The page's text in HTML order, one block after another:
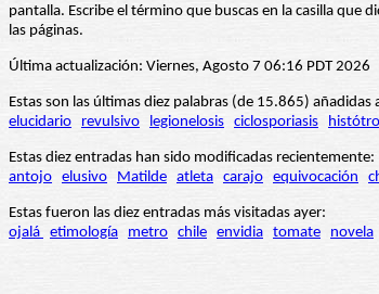
pantalla. Escribe el término que buscas en la casilla
las páginas.
Última actualización: Viernes, Agosto 7 06:16 PDT 2026
Estas son las últimas diez palabras (de 15.865) añadidas
elucidario
revulsivo legionelosis ciclosporiasis
Estas diez entradas han sido modificadas recientemente:
antojo elusivo Matilde atleta carajo equivocación
Estas fueron las diez entradas más visitadas ayer:
ojalá etimología metro chile envidia tomate novela